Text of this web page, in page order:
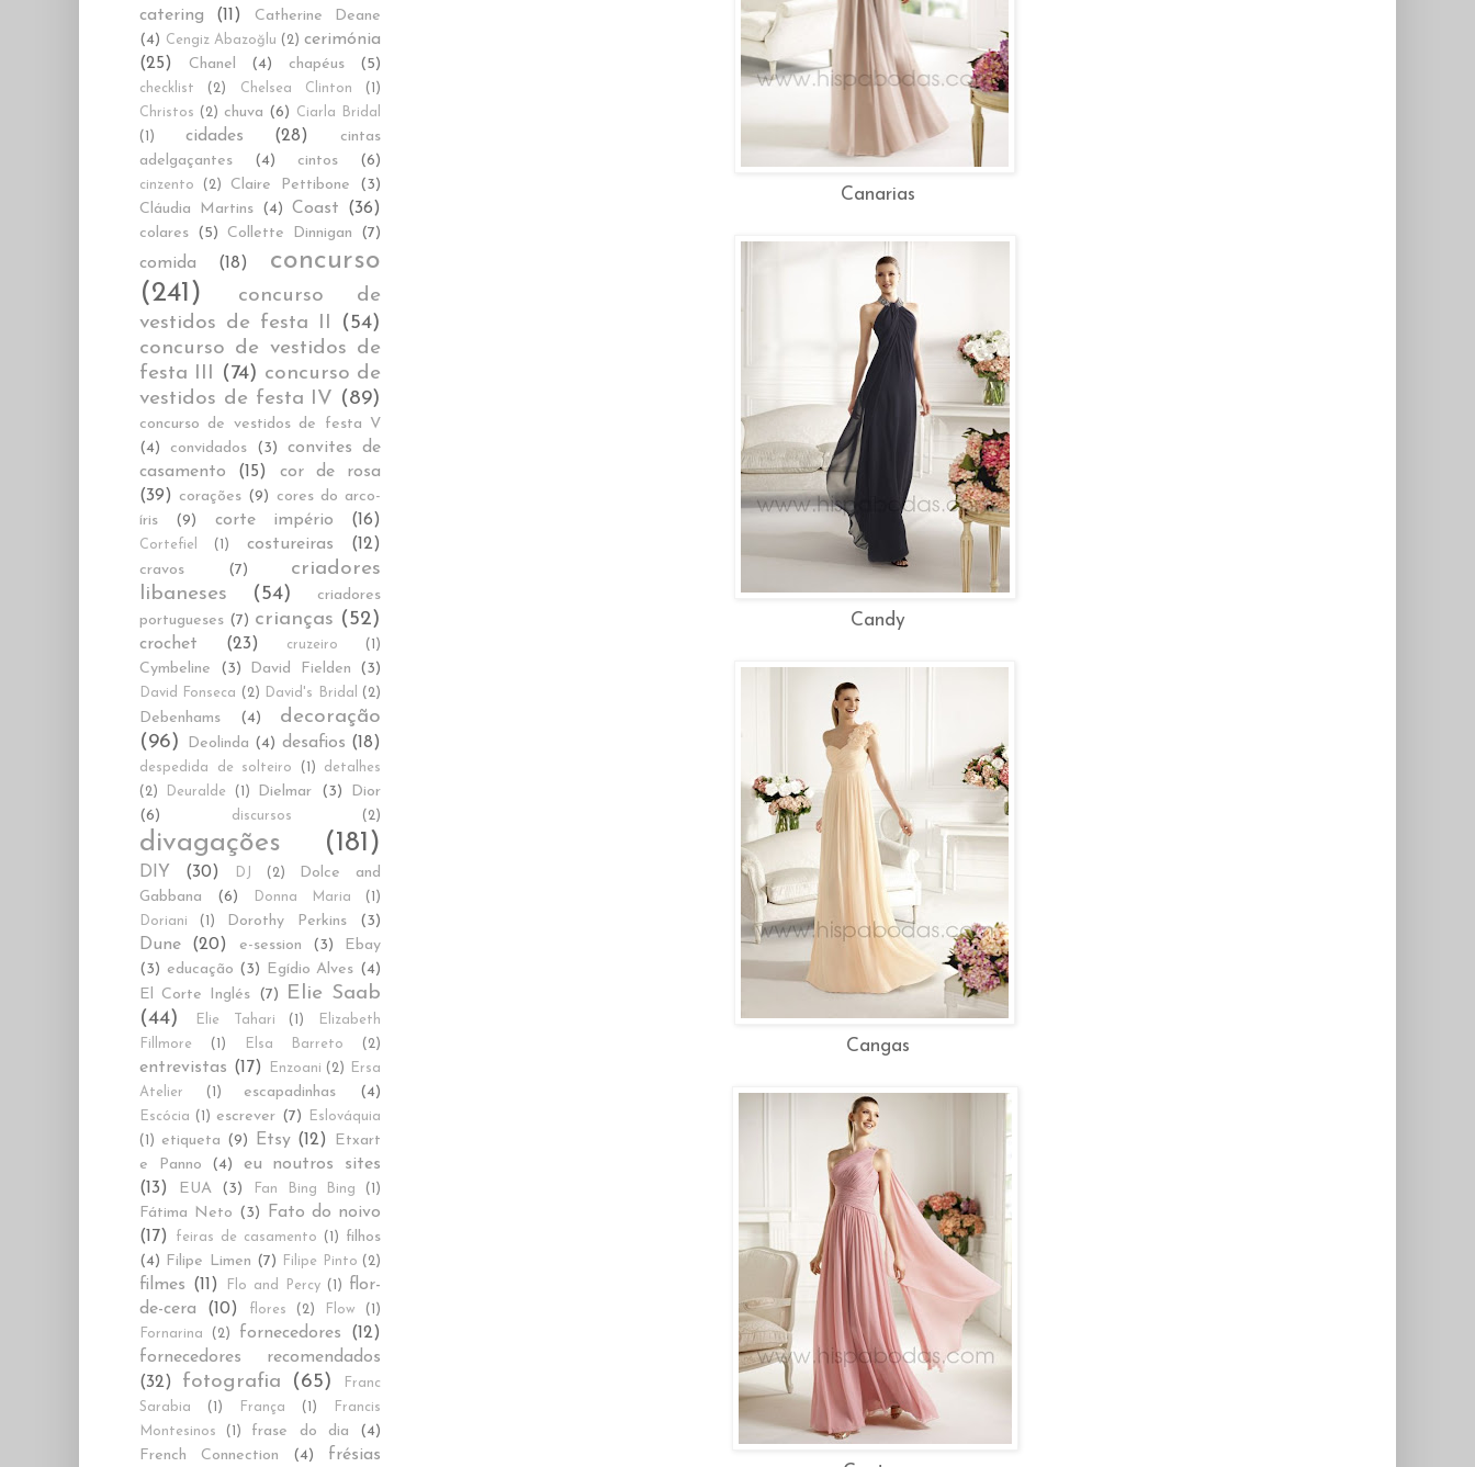
Canarias
Candy
Cangas
catering (11)
Catherine Deane
(4) Cengiz Abazoğlu (2) cerimónia
(25)
Chanel (4) chapéus (5)
checklist (2) Chelsea Clinton
(1)
Christos (2) chuva (6)
Ciarla Bridal
(1)
cidades (28)
cintas
adelgaçantes
(4) cintos (6)
cinzento (2) Claire Pettibone
(3)
Cláudia Martins (4) Coast (36)
colares (5) Collette Dinnigan (7)
comida (18)
concurso
(241)
concurso de
vestidos de festa II
(54)
concurso de vestidos de
festa III
(74) concurso de
vestidos de festa IV (89)
concurso de vestidos de festa V
(4)
convidados (3)
convites de
casamento
(15)
cor de rosa
(39) corações (9) cores do arco-
íris
(9) corte império (16)
Cortefiel (1) costureiras (12)
cravos (7)
criadores
libaneses
(54)
criadores
portugueses (7) crianças (52)
crochet (23) cruzeiro (1)
Cymbeline (3) David Fielden (3)
David Fonseca (2) David's Bridal (2)
Debenhams (4)
decoração
(96)
Deolinda (4) desafios (18)
despedida de solteiro (1)
detalhes
(2)
Deuralde (1) Dielmar (3)
Dior
(6)
discursos (2)
divagações (181)
DIY (30) DJ (2)
Dolce and
Gabbana
(6) Donna Maria
(1)
Doriani
(1) Dorothy Perkins (3)
Dune (20) e-session (3)
Ebay
(3) educação (3) Egídio Alves (4)
El Corte Inglés (7)
Elie Saab
(44)
Elie Tahari (1)
Elizabeth
Fillmore
(1) Elsa Barreto (2)
entrevistas (17) Enzoani (2)
Ersa
Atelier
(1) escapadinhas (4)
Escócia (1) escrever (7)
Eslováquia
(1)
etiqueta (9) Etsy (12)
Etxart
e Panno
(4)
eu noutros sites
(13)
EUA (3) Fan Bing Bing (1)
Fátima Neto (3)
Fato do noivo
(17)
feiras de casamento (1)
filhos
(4) Filipe Limen (7) Filipe Pinto (2)
filmes (11) Flo and Percy (1)
flor-
de-cera
(10) flores (2) Flow
(1)
Fornarina
(2) fornecedores
(12)
fornecedores recomendados
(32)
fotografia (65)
Franc
Sarabia
(1) França (1)
Francis
Montesinos
(1) frase do dia
(4)
French Connection
(4) frésias